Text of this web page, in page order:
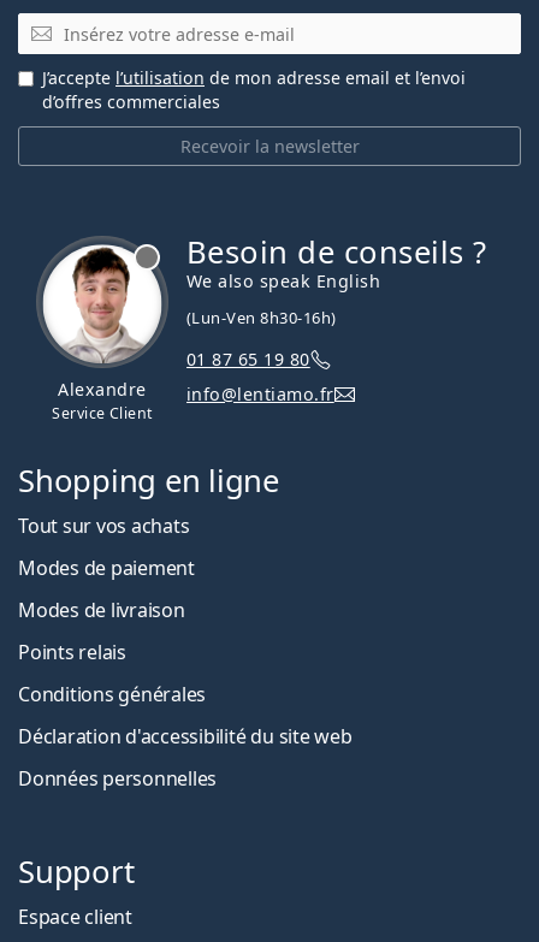
E-mail
Recevoir la newsletter
J’accepte l’utilisation de mon adresse email et l’envoi
d’offres commerciales
Alexandre
Service Client
Besoin de conseils ?
We also speak English
(Lun-Ven 8h30-16h)
01 87 65 19 80
info@lentiamo.fr
Shopping en ligne
Tout sur vos achats
Modes de paiement
Modes de livraison
Points relais
Conditions générales
Déclaration d'accessibilité du site web
Données personnelles
Support
Espace client